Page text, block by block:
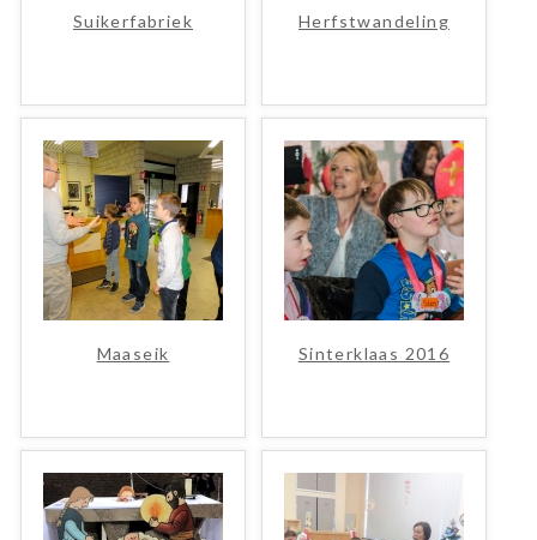
Suikerfabriek Herfstwandeling
Maaseik Sinterklaas 2016